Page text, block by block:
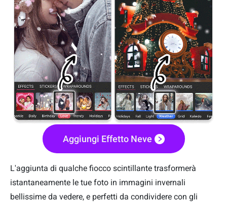
Aggiungi Effetto Neve
L'aggiunta di qualche fiocco scintillante trasformerà
istantaneamente le tue foto in immagini invernali
bellissime da vedere, e perfetti da condividere con gli